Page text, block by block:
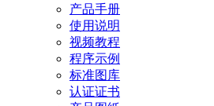
产品手册
使用说明
视频教程
程序示例
标准图库
认证证书